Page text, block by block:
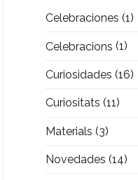
Celebraciones (1)
Celebracions (1)
Curiosidades (16)
Curiositats (11)
Materials (3)
Novedades (14)